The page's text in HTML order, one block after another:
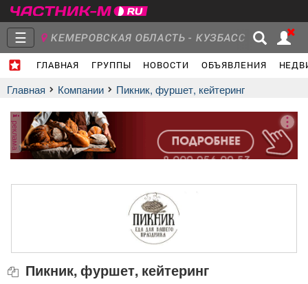
☰ КЕМЕРОВСКАЯ ОБЛАСТЬ - КУЗБАСС
ГЛАВНАЯ ГРУППЫ НОВОСТИ ОБЪЯВЛЕНИЯ
Главная
Группы
Объявления Недвижимость Услуги
Транспорт
Главная Компании Пикник, фуршет, кейтеринг
реклама
Пикник, фуршет, кейтеринг